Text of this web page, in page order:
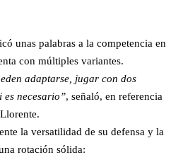
unas palabras a la competencia en
con múltiples variantes.
adaptarse, jugar con dos
es necesario”, señaló, en referencia
la versatilidad de su defensa y la
rotación sólida: